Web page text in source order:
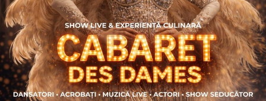
Asociația a fost fondată în 2019, dintr-un context
personal dificil, ca răspuns la întrebări despre
contribuție și sens. A crescut organic și a ajuns astăzi
una dintre cele mai mari comunități de femei
antreprenor din România, cu prezență fizică în mai
multe orașe, inclusiv la Cluj-Napoca.